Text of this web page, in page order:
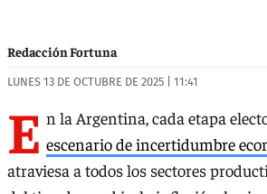
Redacción Fortuna
LUNES 13 DE OCTUBRE DE 2025 | 11:41
E n la Argentina, cada etapa
escenario de incertidumbre
atraviesa a todos los sectores